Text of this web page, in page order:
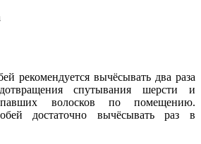
рекомендуется вычёсывать два раза
спутывания шерсти и
волосков по помещению.
достаточно вычёсывать раз в